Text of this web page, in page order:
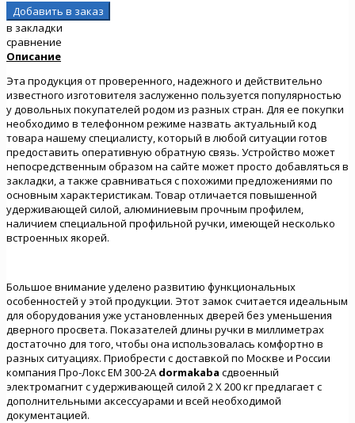
в закладки
сравнение
Описание
Эта продукция от проверенного, надежного и действительно
известного изготовителя заслуженно пользуется популярностью
у довольных покупателей родом из разных стран. Для ее покупки
необходимо в телефонном режиме назвать актуальный код
товара нашему специалисту, который в любой ситуации готов
предоставить оперативную обратную связь. Устройство может
непосредственным образом на сайте может просто добавляться в
закладки, а также сравниваться с похожими предложениями по
основным характеристикам. Товар отличается повышенной
удерживающей силой, алюминиевым прочным профилем,
наличием специальной профильной ручки, имеющей несколько
встроенных якорей.
Большое внимание уделено развитию функциональных
особенностей у этой продукции. Этот замок считается идеальным
для оборудования уже установленных дверей без уменьшения
дверного просвета. Показателей длины ручки в миллиметрах
достаточно для того, чтобы она использовалась комфортно в
разных ситуациях. Приобрести с доставкой по Москве и России
компания Про-Локс EM 300-2A dormakaba сдвоенный
электромагнит с удерживающей силой 2 Х 200 кг предлагает с
дополнительными аксессуарами и всей необходимой
документацией.